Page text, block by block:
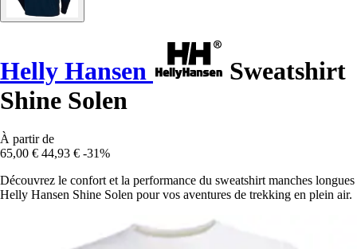
Helly Hansen
Sweatshirt
Shine Solen
À partir de
65,00 € 44,93 € -31%
Découvrez le confort et la performance du sweatshirt manches longues
Helly Hansen Shine Solen pour vos aventures de trekking en plein air.